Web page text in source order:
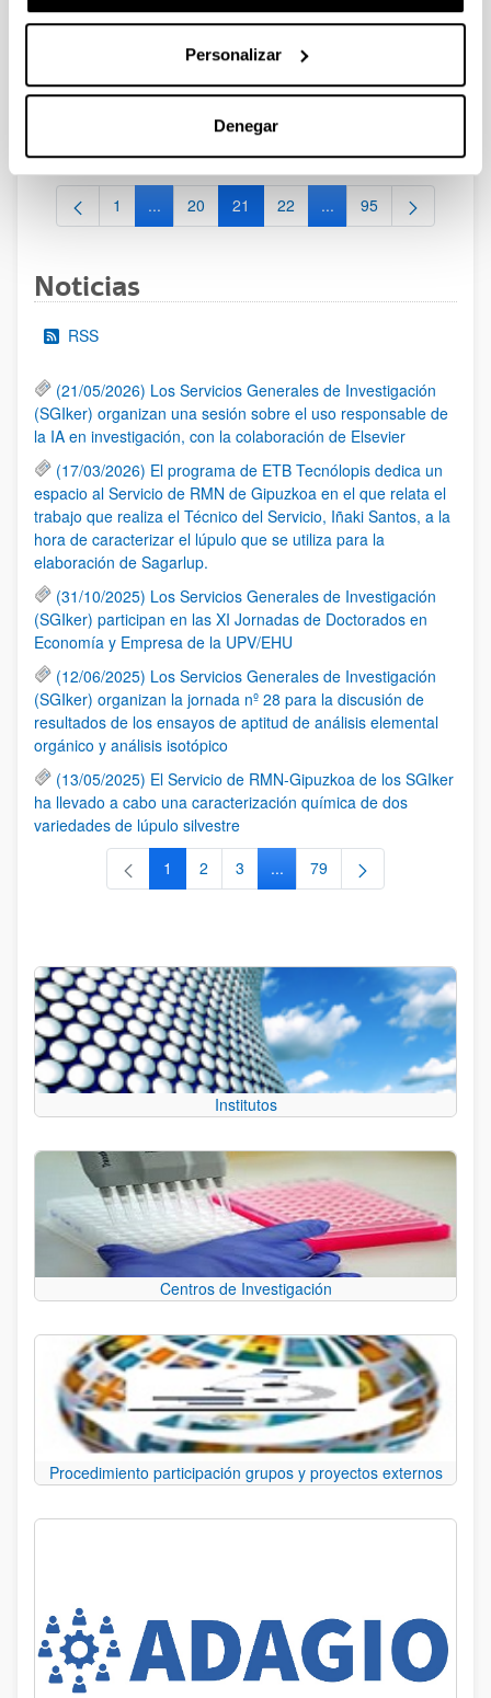
Personalizar
Denegar
[IKERMUGIKORTASUNA] Programa de movilidad del
personal investigador doctor del Gobierno Vasco 2025
Plazo de presentación cerrado (Fecha de fin del plazo de
diciembre de 2024 a las 8:00 horas
Página
1 ...Páginas intermedias Use TAB para desplazarse.
Página
20 Página
21 Página
22 ...Páginas intermedias
Página
95
Noticias
RSS
(21/05/2026) Los Servicios Generales de Investigación
(SGIker) organizan una sesión sobre el uso responsable de
la IA en investigación, con la colaboración de Elsevier
(17/03/2026) El programa de ETB Tecnólopis dedica un
espacio al Servicio de RMN de Gipuzkoa en el que relata el
trabajo que realiza el Técnico del Servicio, Iñaki Santos, a la
hora de caracterizar el lúpulo que se utiliza para la
elaboración de Sagarlup.
(31/10/2025) Los Servicios Generales de Investigación
(SGIker) participan en las XI Jornadas de Doctorados en
Economía y Empresa de la UPV/EHU
(12/06/2025) Los Servicios Generales de Investigación
(SGIker) organizan la jornada nº 28 para la discusión de
resultados de los ensayos de aptitud de análisis elemental
orgánico y análisis isotópico
(13/05/2025) El Servicio de RMN-Gipuzkoa de los SGIker
ha llevado a cabo una caracterización química de dos
variedades de lúpulo silvestre
Página
1 Página
2 Página
3 ...Páginas intermedias Use TAB
Página
79
Institutos
Centros de Investigación
Procedimiento participación grupos y proyectos externos